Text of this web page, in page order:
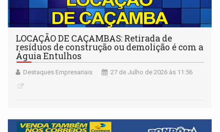
LOCAÇÃO DE CAÇAMBAS: Retirada de
resíduos de construção ou demolição é com a
Águia Entulhos
Destaques Empresariais 27 de Julho de 2026 às 11:56